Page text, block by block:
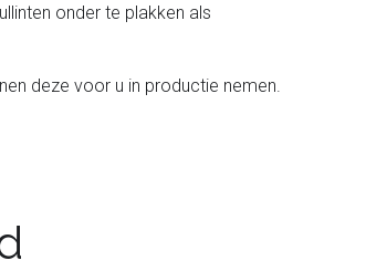
onder te plakken als
deze voor u in productie nemen.